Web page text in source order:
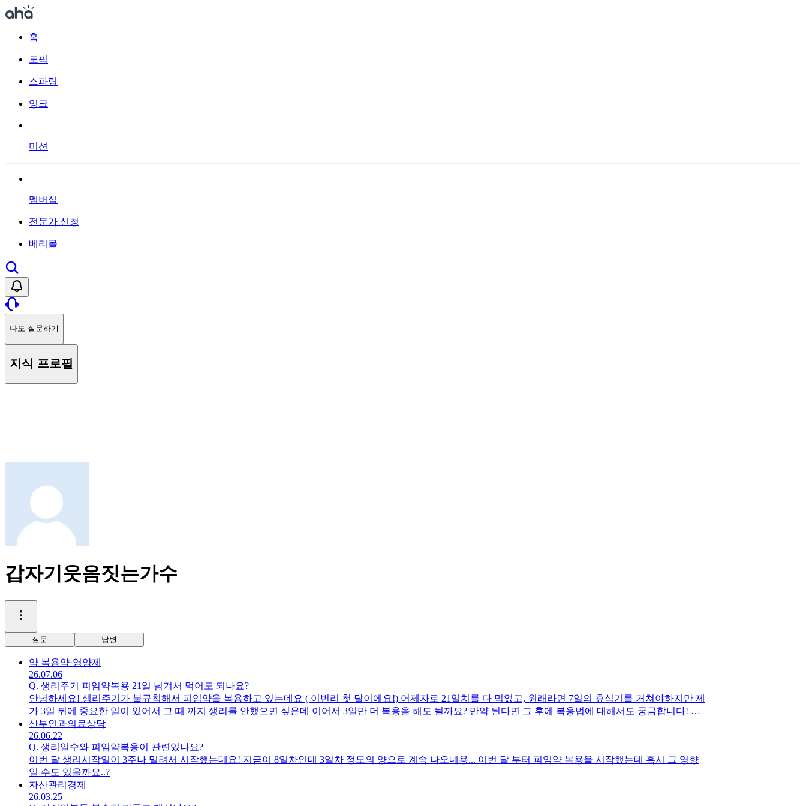
홈
토픽
스파링
잉크
미션
멤버십
전문가 신청
베리몰
나도 질문하기
지식 프로필
갑자기웃음짓는가수
질문 답변
약 복용약·영양제
26.07.06
Q. 생리주기 피임약복용 21일 넘겨서 먹어도 되나요?
안녕하세요! 생리주기가 불규칙해서 피임약을 복용하고 있는데요 ( 이번리 첫 달이에요!) 어제자로 21일치를 다 먹었고, 원래라면 7일의 휴식기를 거쳐야하지만 제
가 3일 뒤에 중요한 일이 있어서 그 때 까지 생리를 안했으면 싶은데 이어서 3일만 더 복용을 해도 될까요? 만약 된다면 그 후에 복용법에 대해서도 궁금합니다! 감
사합니다
산부인과의료상담
26.06.22
Q. 생리일수와 피임약복용이 관련있나요?
이번 달 생리시작일이 3주나 밀려서 시작했는데요! 지금이 8일차인데 3일차 정도의 양으로 계속 나오네용... 이번 달 부터 피임약 복용을 시작했는데 혹시 그 영향
일 수도 있을까요..?
자산관리 경제
26.03.25